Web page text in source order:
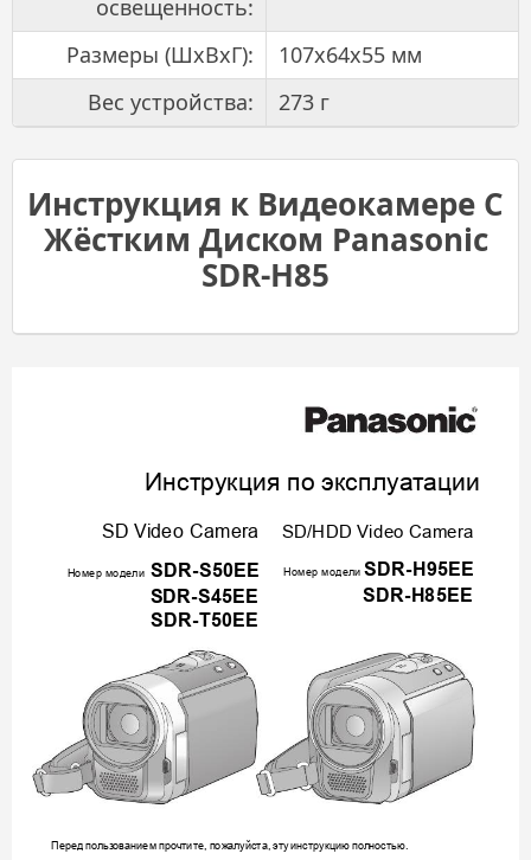
освещенность:
Размеры (ШхВхГ):
107x64x55 мм
Вес устройства:
273 г
Инструкция к Видеокамере С
Жёстким Диском Panasonic
SDR-H85
Инструкция по эксплуатации
SD Video Camera SD/HDD Video Camera
Номер модели SDR-S50EE Номер модели SDR-H95EE
SDR-S45EE SDR-H85EE
SDR-T50EE
Перед пользованием прочтите, пожалуйста, эту инструкцию полностью.